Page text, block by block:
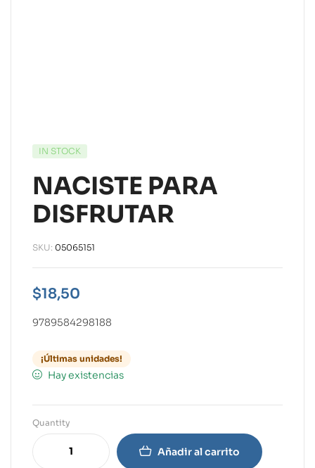
IN STOCK
NACISTE PARA
DISFRUTAR
SKU: 05065151
$18,50
9789584298188
¡Últimas unidades!
Hay existencias
Quantity
Añadir al carrito